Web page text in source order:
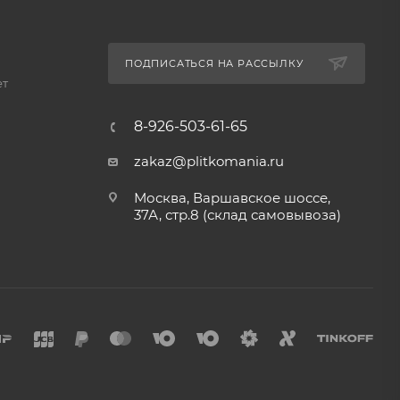
ПОДПИСАТЬСЯ НА РАССЫЛКУ
8-926-503-61-65
zakaz@plitkomania.ru
Москва, Варшавское шоссе,
37А, стр.8 (склад самовывоза)